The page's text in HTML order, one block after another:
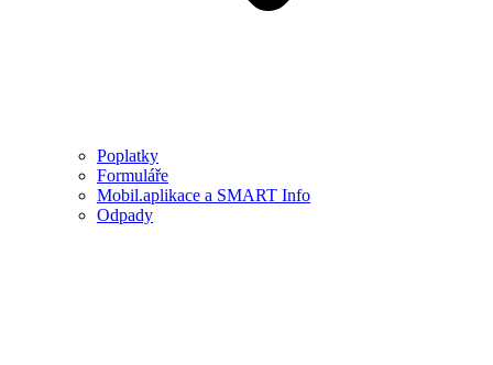
Poplatky
Formuláře
Mobil.aplikace a SMART Info
Odpady